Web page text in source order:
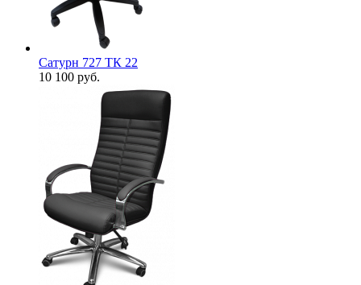
Сатурн 727 ТК 22
10 100 руб.